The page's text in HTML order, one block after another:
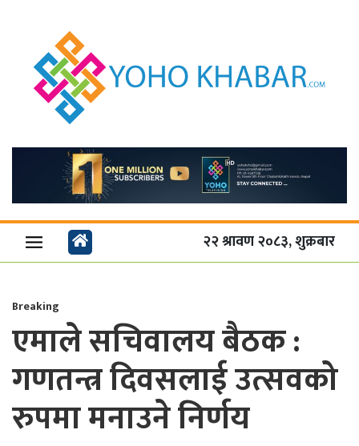
२२ श्रावण २०८३, शुक्रबार
Breaking
एमाले सचिवालय बैठक :
गणतन्त्र दिवसलाई उत्सवको
रुपमा मनाउने निर्णय